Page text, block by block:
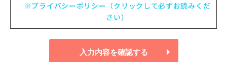
※プライバシーポリシー（クリックして必ずお読みくだ
さい）
入力内容を確認する